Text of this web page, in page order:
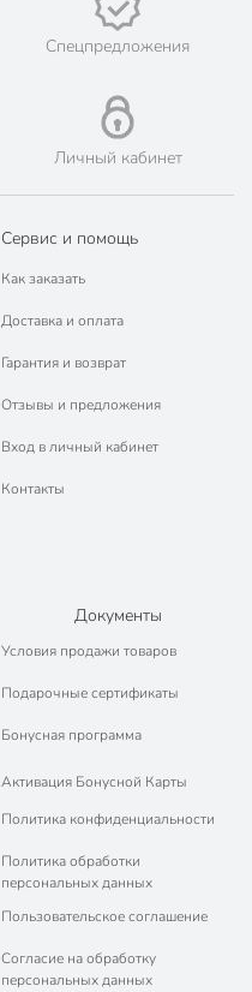
Спецпредложения
Личный кабинет
Сервис и помощь
Как заказать
Доставка и оплата
Гарантия и возврат
Отзывы и предложения
Вход в личный кабинет
Контакты
Документы
Условия продажи товаров
Подарочные сертификаты
Бонусная программа
Активация Бонусной Карты
Политика конфиденциальности
Политика обработки
персональных данных
Пользовательское соглашение
Согласие на обработку
персональных данных